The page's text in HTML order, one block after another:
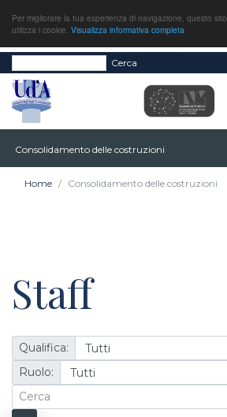
Per migliorare la tua esperienza di navigazione, questo sito
utilizza i cookie. Visualizza informativa completa
Cerca
Consolidamento delle costruzioni
Home Consolidamento delle costruzioni
Staff
Qualifica:
Ruolo: